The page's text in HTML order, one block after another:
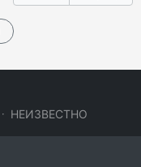
· НЕИЗВЕСТНО